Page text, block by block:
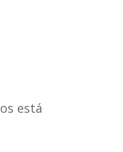
está